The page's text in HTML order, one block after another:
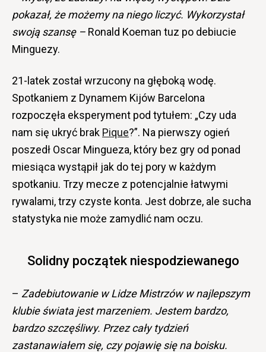
pokazał, że możemy na niego liczyć. Wykorzystał
swoją szansę – Ronald Koeman tuz po debiucie
Minguezy.
21-latek został wrzucony na głęboką wodę.
Spotkaniem z Dynamem Kijów Barcelona
rozpoczęła eksperyment pod tytułem: „Czy uda
nam się ukryć brak Pique?”. Na pierwszy ogień
poszedł Oscar Mingueza, który bez gry od ponad
miesiąca wystąpił jak do tej pory w każdym
spotkaniu. Trzy mecze z potencjalnie łatwymi
rywalami, trzy czyste konta. Jest dobrze, ale sucha
statystyka nie może zamydlić nam oczu.
Solidny początek niespodziewanego
– Zadebiutowaniew Lidze Mistrzów w najlepszym
klubie świata jest marzeniem. Jestem bardzo,
bardzo szczęśliwy. Przez cały tydzień
zastanawiałem się, czy pojawię się na boisku.